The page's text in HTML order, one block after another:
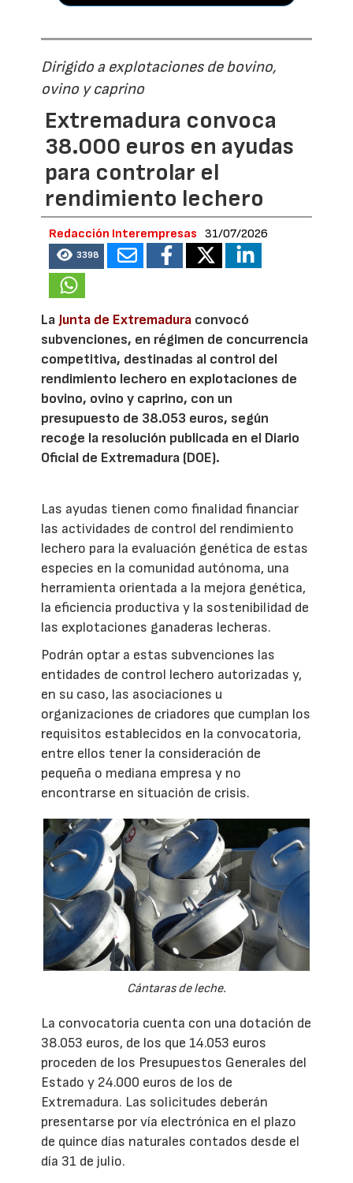
Dirigido a explotaciones de bovino,
ovino y caprino
Extremadura convoca
38.000 euros en ayudas
para controlar el
rendimiento lechero
Redacción Interempresas 31/07/2026
3398
LaJunta de Extremadura convocó
subvenciones, en régimen de concurrencia
competitiva, destinadas al control del
rendimiento lechero en explotaciones de
bovino, ovino y caprino, con un
presupuesto de 38.053 euros, según
recoge la resolución publicada en el Diario
Oficial de Extremadura (DOE).
Las ayudas tienen como finalidad financiar
las actividades de control del rendimiento
lechero para la evaluación genética de estas
especies en la comunidad autónoma, una
herramienta orientada a la mejora genética,
la eficiencia productiva y la sostenibilidad de
las explotaciones ganaderas lecheras.
Podrán optar a estas subvenciones las
entidades de control lechero autorizadas y,
en su caso, las asociaciones u
organizaciones de criadores que cumplan los
requisitos establecidos en la convocatoria,
entre ellos tener la consideración de
pequeña o mediana empresa y no
encontrarse en situación de crisis.
Cántaras de leche.
La convocatoria cuenta con una dotación de
38.053 euros, de los que 14.053 euros
proceden de los Presupuestos Generales del
Estado y 24.000 euros de los de
Extremadura. Las solicitudes deberán
presentarse por vía electrónica en el plazo
de quince días naturales contados desde el
día 31 de julio.